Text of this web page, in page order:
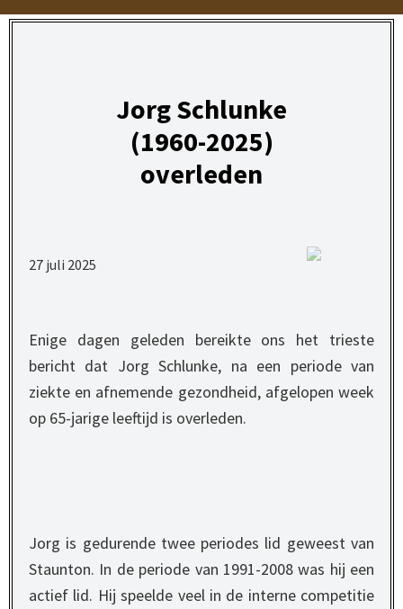
Jorg Schlunke
(1960-2025)
overleden
27 juli 2025
Enige dagen geleden bereikte ons het trieste
bericht dat Jorg Schlunke, na een periode van
ziekte en afnemende gezondheid, afgelopen week
op 65-jarige leeftijd is overleden.
Jorg is gedurende twee periodes lid geweest van
Staunton. In de periode van 1991-2008 was hij een
actief lid. Hij speelde veel in de interne competitie